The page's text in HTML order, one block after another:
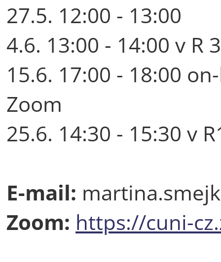
27.5. 12:00 - 13:00
4.6. 13:00 - 14:00 v R
15.6. 17:00 - 18:00
Zoom
25.6. 14:30 - 15:30 v
E-mail:
Zoom: https://cuni-